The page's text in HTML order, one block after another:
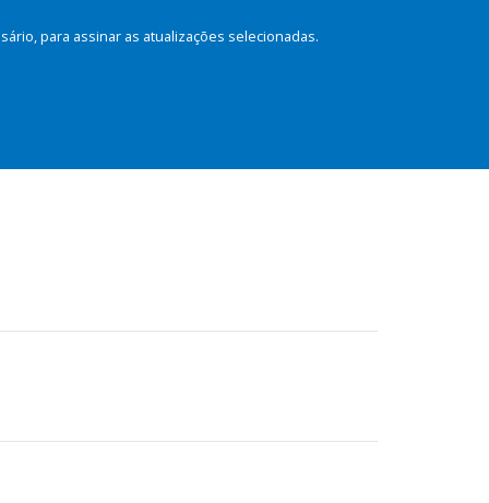
para assinar as atualizações selecionadas.